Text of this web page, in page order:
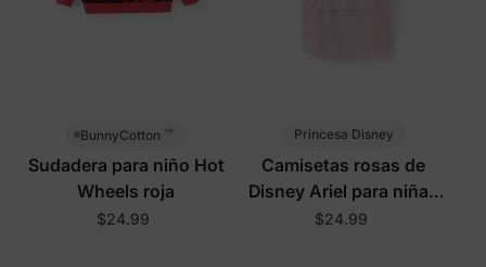
BunnyCotton ™
Sudadera para niño Hot
Wheels roja
$24.99
Princesa Disney
Camisetas rosas de
Disney Ariel para niñas
pequeñas/niños
$24.99